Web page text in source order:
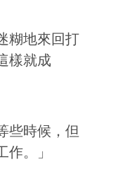
糊地來回打
樣就成
些時候，但
。」